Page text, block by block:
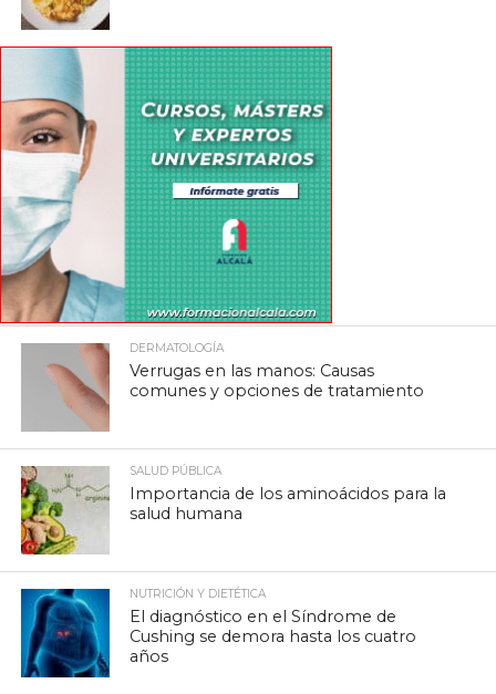
DERMATOLOGÍA
Verrugas en las manos: Causas
comunes y opciones de tratamiento
SALUD PÚBLICA
Importancia de los aminoácidos para la
salud humana
NUTRICIÓN Y DIETÉTICA
El diagnóstico en el Síndrome de
Cushing se demora hasta los cuatro
años